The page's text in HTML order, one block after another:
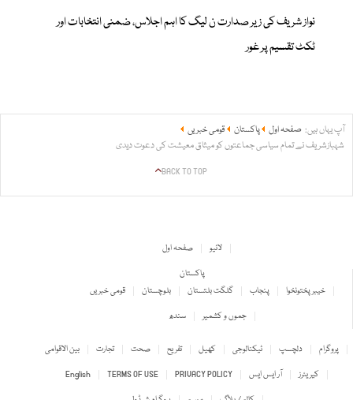
نواز شریف کی زیر صدارت ن لیگ کا اہم اجلاس، ضمنی انتخابات اور
ٹکٹ تقسیم پر غور
آپ یہاں ہیں: صفحہ اول پاکستان
قومی خبریں
شہبازشریف نے تمام سیاسی جماعتوں کو میثاق معیشت کی دعوت دیدی
BACK TO TOP
صفحہ اول
لائیو
پاکستان
قومی خبریں
بلوچستان گلگت بلتستان پنجاب
خیبر پختونخوا
سندھ
جموں و کشمیر
بین الاقوامی تجارت صحت تفریح کھیل ٹیکنالوجی دلچسپ
پروگرام
English
TERMS OF USE PRIVACY POLICY آر ایس ایس
کیریئرز